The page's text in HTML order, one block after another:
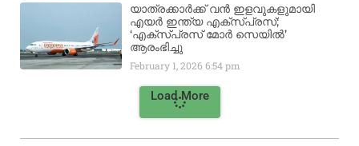
യാത്രക്കാർക്ക് വൻ ഇളവുകളുമായി
എയർ ഇന്ത്യ എക്സ്പ്രസ്;
‘എക്സ്പ്രസ് മോർ സെയിൽ’
ആരംഭിച്ചു
February 1, 20266:54 pm
Load More